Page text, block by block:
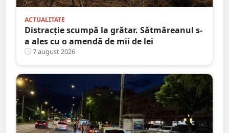
ACTUALITATE
Distracție scumpă la grătar. Sătmăreanul s-
a ales cu o amendă de mii de lei
7 august 2026